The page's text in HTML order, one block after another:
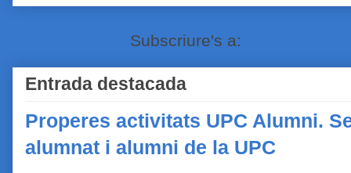
Subscriure's a:
Entrada destacada
Properes activitats UPC Alumni.
alumnat i alumni de la UPC